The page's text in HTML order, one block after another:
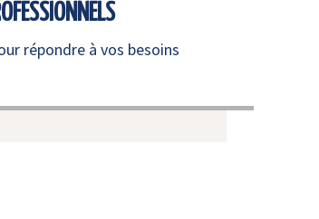
répondre à vos besoins